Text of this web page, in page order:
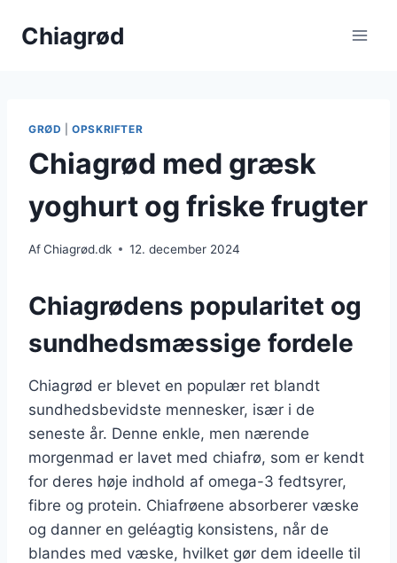
Chiagrød
GRØD |OPSKRIFTER
Chiagrød med græsk
yoghurt og friske frugter
AfChiagrød.dk 12. december 2024
Chiagrødens popularitet og
sundhedsmæssige fordele
Chiagrød er blevet en populær ret blandt
sundhedsbevidste mennesker, især i de
seneste år. Denne enkle, men nærende
morgenmad er lavet med chiafrø, som er kendt
for deres høje indhold af omega-3 fedtsyrer,
fibre og protein. Chiafrøene absorberer væske
og danner en geléagtig konsistens, når de
blandes med væske, hvilket gør dem ideelle til